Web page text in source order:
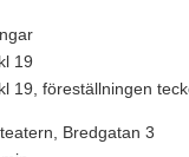
19
19, föreställningen
Bredgatan 3